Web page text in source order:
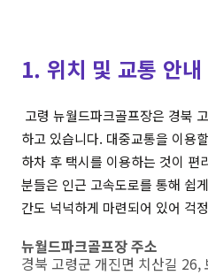
1. 위치 및 교통 안내
고령 뉴월드파크골프장은 경북
하고 있습니다. 대중교통을 이용
하차 후 택시를 이용하는 것이 편
분들은 인근 고속도로를 통해 쉽
간도 넉넉하게 마련되어 있어 걱
뉴월드파크골프장 주소
경북 고령군 개진면 치산길 26,